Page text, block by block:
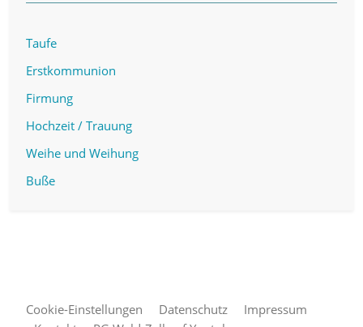
Taufe
Erstkommunion
Firmung
Hochzeit / Trauung
Weihe und Weihung
Buße
Cookie-Einstellungen Datenschutz
Impressum